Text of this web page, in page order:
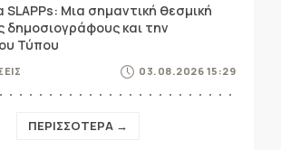
SLAPPs: Μια σημαντική θεσμική
δημοσιογράφους και την
Τύπου
03.08.2026 15:29
ΠΕΡΙΣΣΟΤΕΡΑ →